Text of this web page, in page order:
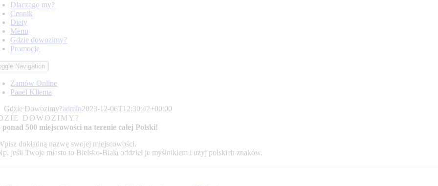
Dlaczego my?
Cennik
Diety
Menu
Gdzie dowozimy?
Promocje
Navigation
Zamów Online
Panel Klienta
Gdzie Dowozimy?admin2023-12-06T12:30:42+00:00
DOWOZIMY?
ponad 500 miejscowości na terenie całej Polski!
dokładną nazwę swojej miejscowości.
jeśli Twoje miasto to Bielsko-Biała oddziel je myślnikiem i użyj polskich znaków.